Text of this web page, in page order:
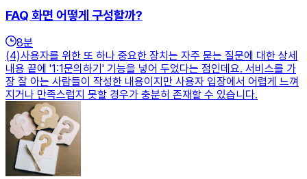
FAQ 화면 어떻게 구성할까?
8분
(4)사용자를 위한 또 하나 중요한 장치는 자주 묻는 질문에 대한 상세
내용 끝에 '1:1문의하기' 기능을 넣어 두었다는 점인데요. 서비스를 가
장 잘 아는 사람들이 작성한 내용이지만 사용자 입장에서 어렵게 느껴
지거나 만족스럽지 못할 경우가 충분히 존재할 수 있습니다.